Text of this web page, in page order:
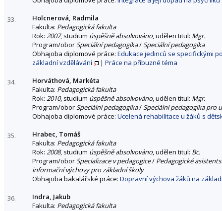
33.
Holcnerová, Radmila
Fakulta: Pedagogická fakulta
Rok: 2007, studium úspěšně absolvováno, udělen titul: Mgr.
Program/oborSpeciální pedagogika/Speciální pedagogika
Obhajoba diplomové práce: Edukace jedinců se specifickými
základní vzdělávání
| Práce na příbuzné téma
34.
Horváthová, Markéta
Fakulta: Pedagogická fakulta
Rok: 2010, studium úspěšně absolvováno, udělen titul: Mgr.
Program/oborSpeciální pedagogika/Speciální pedagogika pro
Obhajoba diplomové práce: Ucelená rehabilitace u žáků s
35.
Hrabec, Tomáš
Fakulta: Pedagogická fakulta
Rok: 2008, studium úspěšně absolvováno, udělen titul: Bc.
Program/oborSpecializace v pedagogice/ Pedagogické
informační výchovy pro základní školy
Obhajoba bakalářské práce: Dopravní výchova žáků na
36.
Indra, Jakub
Fakulta: Pedagogická fakulta